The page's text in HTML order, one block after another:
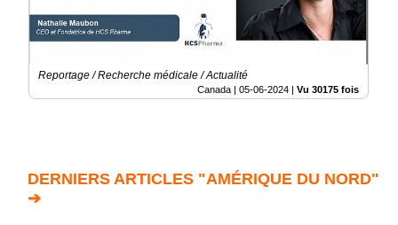
Reportage / Recherche médicale / Actualité
Canada | 05-06-2024 | Vu 30175 fois
DERNIERS ARTICLES "AMÉRIQUE DU NORD"
➔